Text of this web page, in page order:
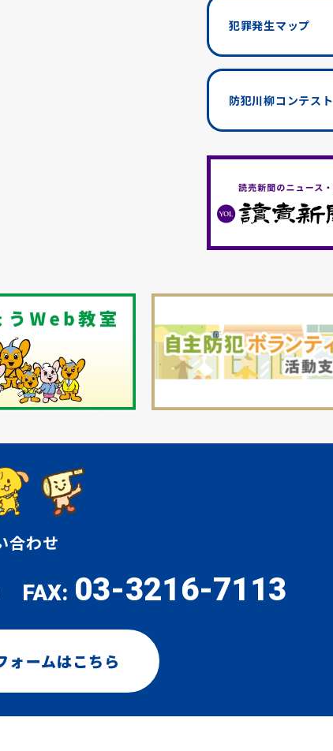
犯罪発生マップ
防犯川柳コンテスト
合わせ
FAX: 03-3216-7113
ォームはこちら